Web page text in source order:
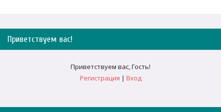
Приветствуем вас!
Приветствуем вас,Гость!
Регистрация | Вход